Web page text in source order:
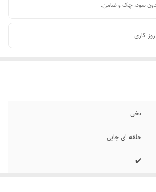
روز کاری
نخی
حلقه ای چاپی
✔️